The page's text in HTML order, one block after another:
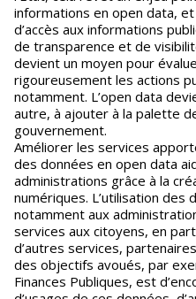
informations en open data,
d’accès aux informations
de transparence et de
devient un moyen pour
rigoureusement les actions
notamment. L’open data
autre, à ajouter à la palette
gouvernement.
Améliorer les services
des données en open data
administrations grâce à la
numériques. L’utilisation
notamment aux
services aux citoyens, en
d’autres services,
des objectifs avoués, par
Finances Publiques, est